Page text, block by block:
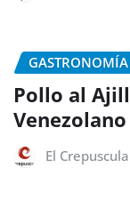
GASTRONOMÍA
Pollo al
Venezolano
El